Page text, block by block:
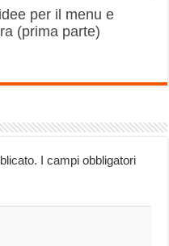
per il menu e
(prima parte)
I campi obbligatori